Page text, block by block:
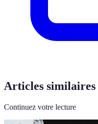
Articles similaires
Continuez votre lecture